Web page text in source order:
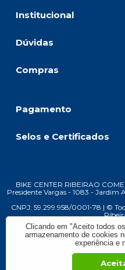
Institucional
Dúvidas
Compras
Pagamento
Selos e Certificados
BIKE CENTER RIBEIRAO
Presidente Vargas - 1083 -
CNPJ: 59.299.958/0001-78 | ©
Clicando em "Aceito todos
armazenamento de cookies
experiência e